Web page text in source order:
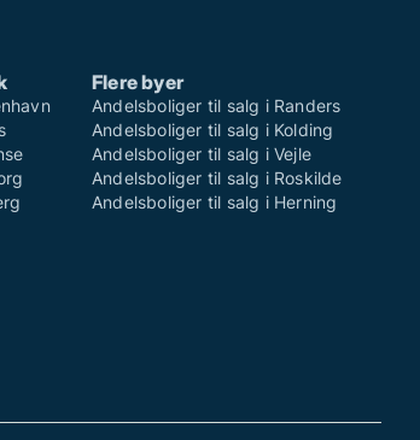
Flere byer
Andelsboliger til salg i Randers
Andelsboliger til salg i Kolding
Andelsboliger til salg i Vejle
Andelsboliger til salg i Roskilde
Andelsboliger til salg i Herning